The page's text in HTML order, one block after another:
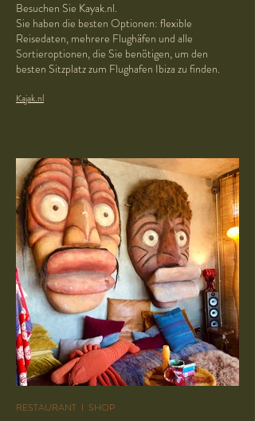
Besuchen Sie Kayak.nl.
Sie haben die besten Optionen: flexible
Reisedaten, mehrere Flughäfen und alle
Sortieroptionen, die Sie benötigen, um den
besten Sitzplatz zum Flughafen Ibiza zu finden.
Kajak.nl
RESTAURANT I SHOP